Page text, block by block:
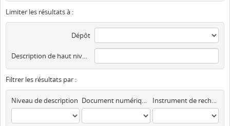
Limiter les résultats à :
Dépôt
Description de haut niveau
Filtrer les résultats par :
Niveau de description Document numérique disponible Instrument de recherche